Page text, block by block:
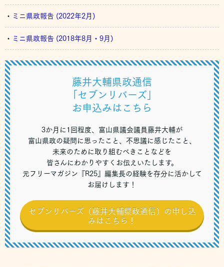
・ ミニ県政報告 (2022年2月)
・ ミニ県政報告 (2018年8月・9月)
藤井大輔県政通信
「セブンリバーズ」
お申込みはこちら
3か月に1回程度、富山県議会議員藤井大輔が
富山県政の疑問に思ったこと、不思議に感じたこと、
未来のために取り組むべきことなどを
皆さんにわかりやすくお伝えいたします。
元フリーマガジン『R25』編集長の経験を存分に活かして
お届けします！
セブンリバーズ（藤井大輔県政通信）の申し込
みはこちら！